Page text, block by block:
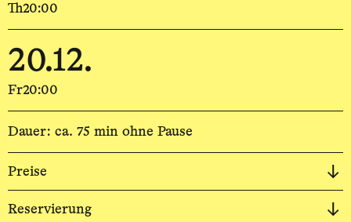
Th20:00
20.12.
Fr20:00
Dauer: ca. 75 min ohne Pause
Preise
Reservierung